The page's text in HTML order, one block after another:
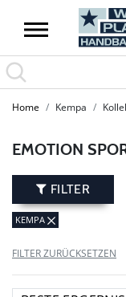
Home Kempa
EMOTION
FILTER
KEMPA
FILTER ZURÜCKSETZEN